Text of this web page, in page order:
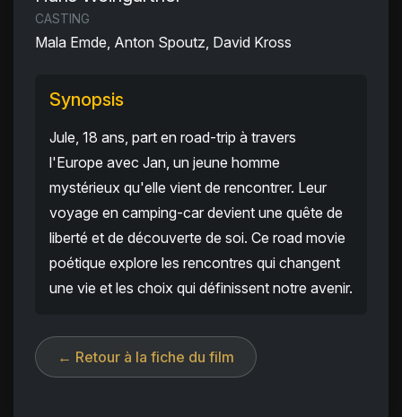
CASTING
Mala Emde, Anton Spoutz, David Kross
Synopsis
Jule, 18 ans, part en road-trip à travers
l'Europe avec Jan, un jeune homme
mystérieux qu'elle vient de rencontrer. Leur
voyage en camping-car devient une quête de
liberté et de découverte de soi. Ce road movie
poétique explore les rencontres qui changent
une vie et les choix qui définissent notre avenir.
← Retour à la fiche du film